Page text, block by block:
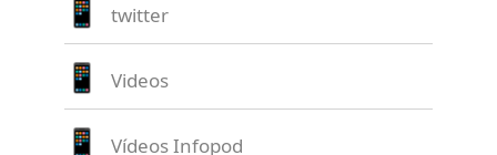
twitter
Videos
Vídeos Infopod